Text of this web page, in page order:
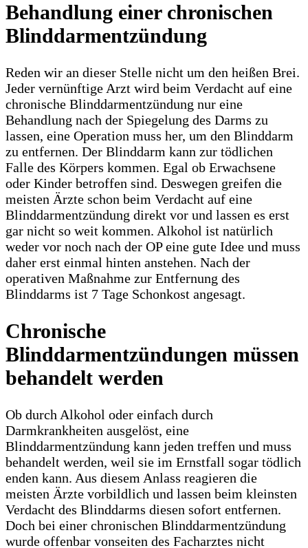
Behandlung einer chronischen
Blinddarmentzündung
Reden wir an dieser Stelle nicht um den heißen Brei.
Jeder vernünftige Arzt wird beim Verdacht auf eine
chronische Blinddarmentzündung nur eine
Behandlung nach der Spiegelung des Darms zu
lassen, eine Operation muss her, um den Blinddarm
zu entfernen. Der Blinddarm kann zur tödlichen
Falle des Körpers kommen. Egal ob Erwachsene
oder Kinder betroffen sind. Deswegen greifen die
meisten Ärzte schon beim Verdacht auf eine
Blinddarmentzündung direkt vor und lassen es erst
gar nicht so weit kommen. Alkohol ist natürlich
weder vor noch nach der OP eine gute Idee und muss
daher erst einmal hinten anstehen. Nach der
operativen Maßnahme zur Entfernung des
Blinddarms ist 7 Tage Schonkost angesagt.
Chronische
Blinddarmentzündungen müssen
behandelt werden
Ob durch Alkohol oder einfach durch
Darmkrankheiten ausgelöst, eine
Blinddarmentzündung kann jeden treffen und muss
behandelt werden, weil sie im Ernstfall sogar tödlich
enden kann. Aus diesem Anlass reagieren die
meisten Ärzte vorbildlich und lassen beim kleinsten
Verdacht des Blinddarms diesen sofort entfernen.
Doch bei einer chronischen Blinddarmentzündung
wurde offenbar vonseiten des Facharztes nicht